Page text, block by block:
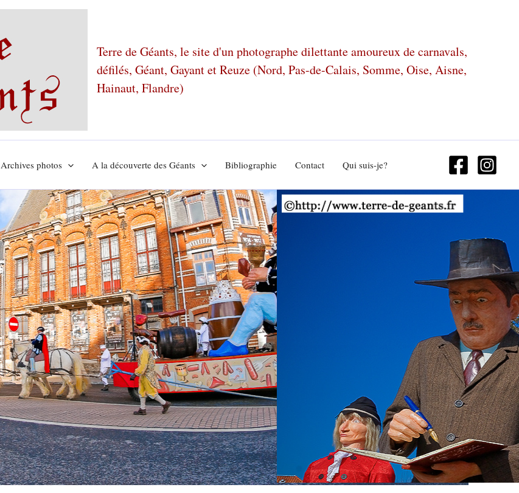
Terre de Géants, le site d'un photographe dilettante amoureux de carnavals,
défilés, Géant, Gayant et Reuze (Nord, Pas-de-Calais, Somme, Oise, Aisne,
Hainaut, Flandre)
Archives photos A la découverte des Géants Bibliographie Contact Qui suis-je?